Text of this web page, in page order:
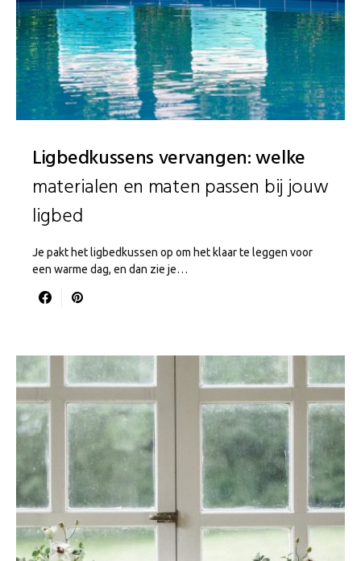
Ligbedkussens vervangen: welke
materialen en maten passen bij jouw
ligbed
Je pakt het ligbedkussen op om het klaar te leggen voor
een warme dag, en dan zie je…